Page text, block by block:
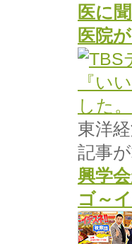
医に
医院
東洋
記事
興学
ゴ～